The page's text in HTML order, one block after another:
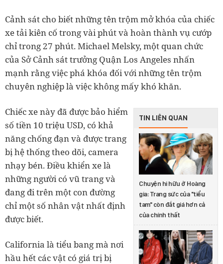
Cảnh sát cho biết những tên trộm mở khóa của chiếc
xe tải kiên cố trong vài phút và hoàn thành vụ cướp
chỉ trong 27 phút. Michael Melsky, một quan chức
của Sở Cảnh sát trưởng Quận Los Angeles nhấn
mạnh rằng việc phá khóa đối với những tên trộm
chuyên nghiệp là việc không mấy khó khăn.
TIN LIÊN QUAN
Chuyện hi hữu ở Hoàng
gia: Trang sức của "tiểu
tam" còn đắt giá hơn cả
của chính thất
Chiếc xe này đã được bảo hiểm
số tiền 10 triệu USD, có khả
năng chống đạn và được trang
bị hệ thống theo dõi, camera
nhạy bén. Điều khiển xe là
những người có vũ trang và
đang đi trên một con đường
chỉ một số nhân vật nhất định
được biết.
California là tiểu bang mà nơi
hầu hết các vật có giá trị bị